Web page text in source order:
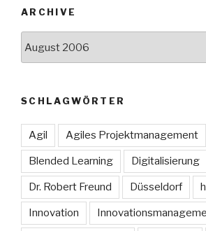
ARCHIVE
SCHLAGWÖRTER
Agil Agiles Projektmanagement
Blended Learning Digitalisierung
Dr. Robert Freund Düsseldorf
Innovation